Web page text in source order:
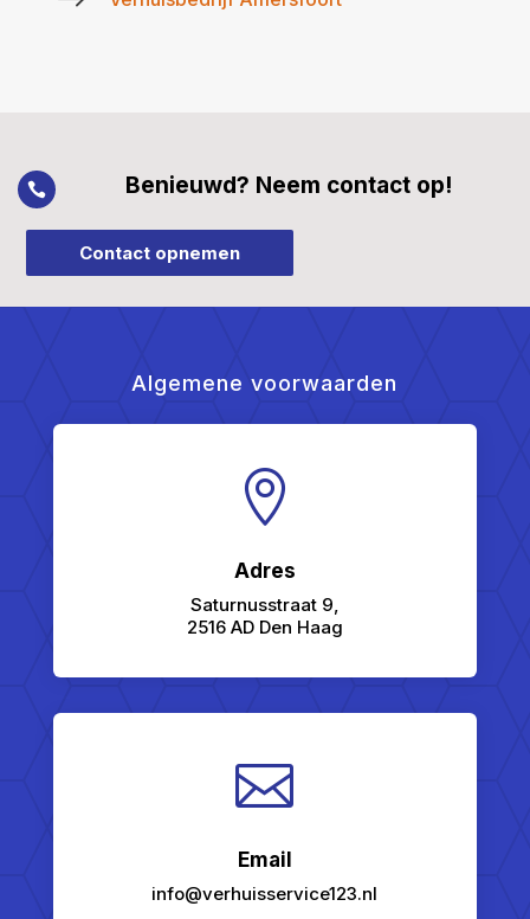
 Benieuwd? Neem contact op!
Contact opnemen
Algemene voorwaarden

Adres
Saturnusstraat 9,
2516 AD Den Haag

Email
info@verhuisservice123.nl